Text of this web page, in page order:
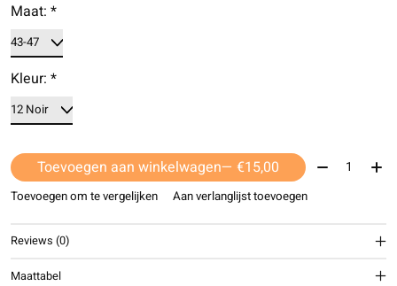
Maat: *
Kleur: *
Toevoegen aan winkelwagen — €15,00 Aantal:
Toevoegen om te vergelijken Aan verlanglijst toevoegen
Reviews (0)
Maattabel